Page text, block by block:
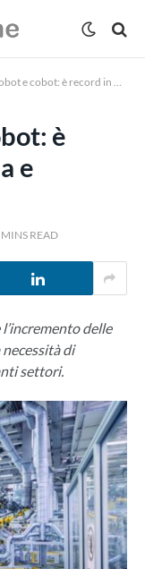
è record in Europa, Asia e America
è
e
READ
delle
di
settori.